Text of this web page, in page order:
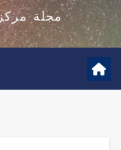
مجلة